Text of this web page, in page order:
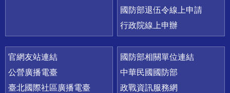
國防部退伍令線上申請
行政院線上申辦
官網友站連結
公營廣播電臺
臺北國際社區廣播電臺
國防部相關單位連結
中華民國國防部
政戰資訊服務網